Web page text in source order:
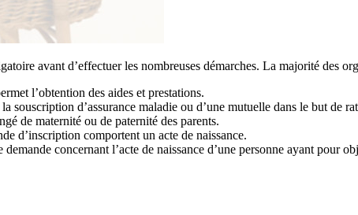
avant d’effectuer les nombreuses démarches. La majorité des
l’obtention des aides et prestations.
souscription d’assurance maladie ou d’une mutuelle dans le but de
de maternité ou de paternité des parents.
d’inscription comportent un acte de naissance.
demande concernant l’acte de naissance d’une personne ayant pour